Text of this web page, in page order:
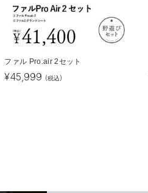
ファル Pro.air 2セット
¥45,999 (税込)